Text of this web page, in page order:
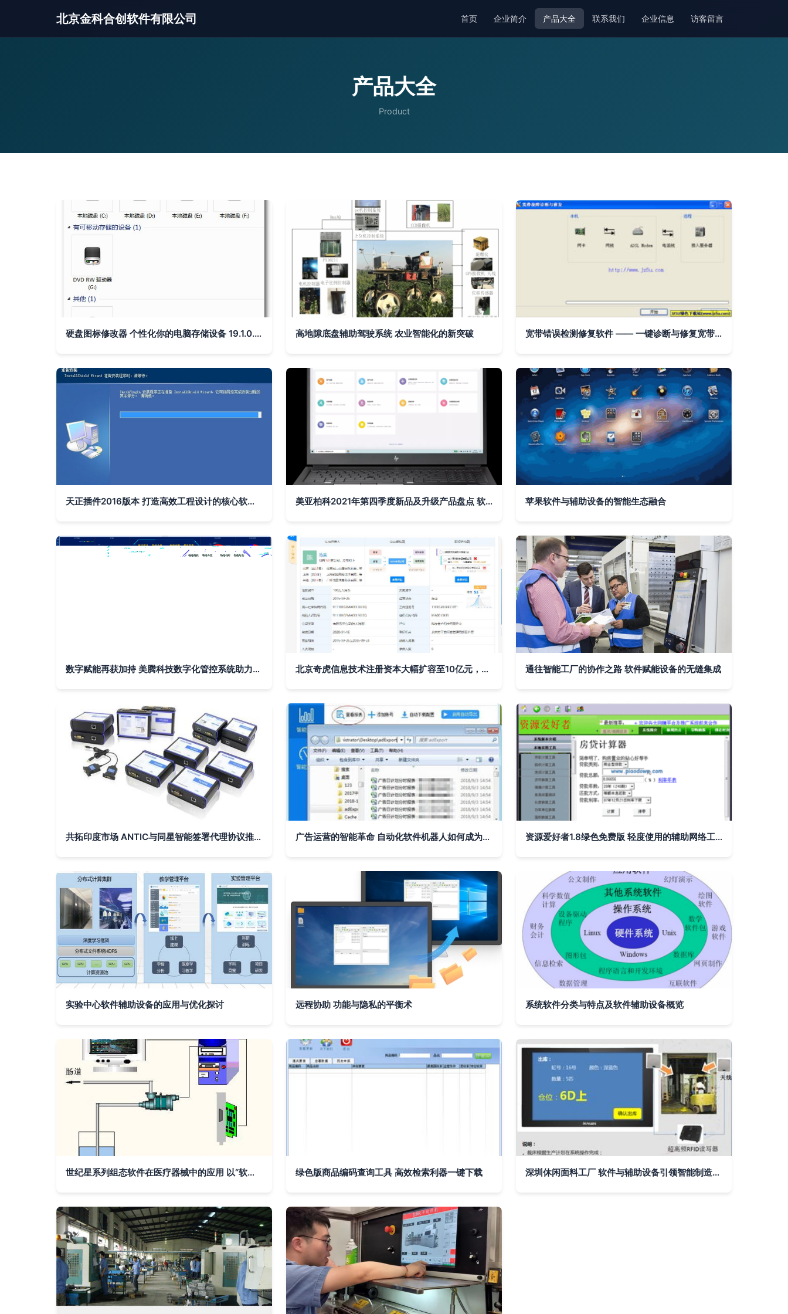
北京金科合创软件有限公司 首页 企业简介 产品大全 联系我们 企业信息 访客留言
产品大全
Product
硬盘图标修改器 个性化你的电脑存储设备 19.1.0.6 版体验 高地隙底盘辅助驾驶系统 农业智能化的新突破 宽带错误检测修复软件 —— 一键诊断与修复宽带故障的智能辅助工具 v1.0绿色版
天正插件2016版本 打造高效工程设计的核心软件辅助设备 美亚柏科2021年第四季度新品及升级产品盘点 软件与辅助设备的创新突破 苹果软件与辅助设备的智能生态融合
数字赋能再获加持 美腾科技数字化管控系统助力制造业高质量发展 北京奇虎信息技术注册资本大幅扩容至10亿元，赋能产业转型 通往智能工厂的协作之路 软件赋能设备的无缝集成
共拓印度市场 ANTIC与同星智能签署代理协议推动海外互联业务发展 广告运营的智能革命 自动化软件机器人如何成为效率倍增器 资源爱好者1.8绿色免费版 轻度使用的辅助网络工具测评
实验中心软件辅助设备的应用与优化探讨 远程协助 功能与隐私的平衡术 系统软件分类与特点及软件辅助设备概览
世纪星系列组态软件在医疗器械中的应用 以“软件辅助设备”为核心的创新实践 绿色版商品编码查询工具 高效检索利器一键下载 深圳休闲面料工厂 软件与辅助设备引领智能制造新篇章